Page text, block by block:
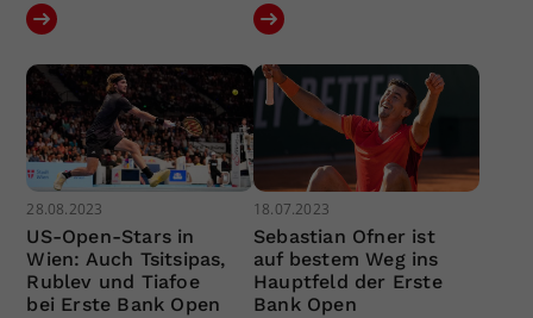
28.08.2023
US-Open-Stars in
Wien: Auch Tsitsipas,
Rublev und Tiafoe
bei Erste Bank Open
18.07.2023
Sebastian Ofner ist
auf bestem Weg ins
Hauptfeld der Erste
Bank Open